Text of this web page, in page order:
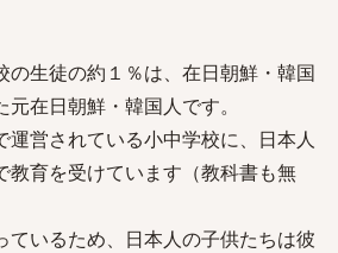
の生徒の約１％は、在日朝鮮・韓国
在日朝鮮・韓国人です。
運営されている小中学校に、日本人
教育を受けています（教科書も無
ているため、日本人の子供たちは彼